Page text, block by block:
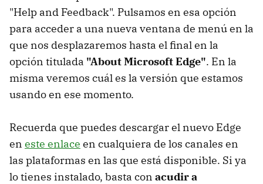
"Help and Feedback". Pulsamos en esa opción
para acceder a una nueva ventana de menú en la
que nos desplazaremos hasta el final en la
opción titulada "About Microsoft Edge". En la
misma veremos cuál es la versión que estamos
usando en ese momento.
Recuerda que puedes descargar el nuevo Edge
en este enlace en cualquiera de los canales en
las plataformas en las que está disponible. Si ya
lo tienes instalado, basta con acudir a